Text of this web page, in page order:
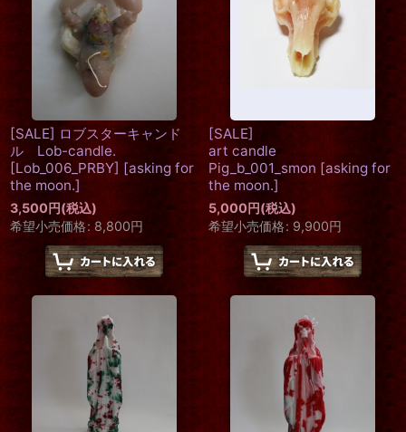
[SALE] ロブスターキャンド
ル Lob-candle.
[Lob_006_PRBY] [asking for
the moon.]
3,500円(税込)
希望小売価格: 8,800円
[SALE]
art candle
Pig_b_001_smon [asking for
the moon.]
5,000円(税込)
希望小売価格: 9,900円